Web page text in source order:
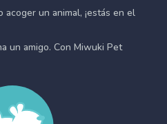
un animal, ¡estás en el
un amigo. Con Miwuki Pet